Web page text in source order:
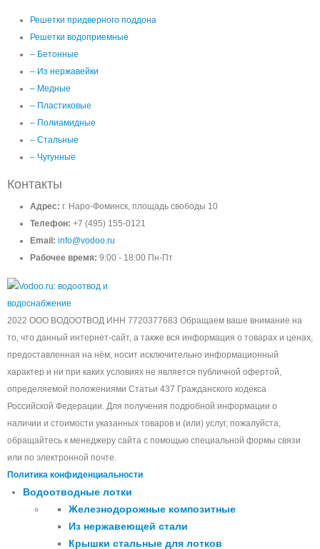
Решетки придверного поддона
Решетки водоприемные
– Бетонные
– Из нержавейки
– Медные
– Пластиковые
– Полиамидные
– Стальные
– Чугунные
Контакты
Адрес: г. Наро-Фоминск, площадь свободы 10
Телефон: +7 (495) 155-0121
Email: info@vodoo.ru
Рабочее время: 9:00 - 18:00 Пн-Пт
2022 ООО ВОДООТВОД ИНН 7720377683 Обращаем ваше внимание на
то, что данный интернет-сайт, а также вся информация о товарах и ценах,
предоставленная на нём, носит исключительно информационный
характер и ни при каких условиях не является публичной офертой,
определяемой положениями Статьи 437 Гражданского кодекса
Российской Федерации. Для получения подробной информации о
наличии и стоимости указанных товаров и (или) услуг, пожалуйста,
обращайтесь к менеджеру сайта с помощью специальной формы связи
или по электронной почте.
Политика конфиденциальности
Водоотводные лотки
Железнодорожные композитные
Из нержавеющей стали
Крышки стальные для лотков